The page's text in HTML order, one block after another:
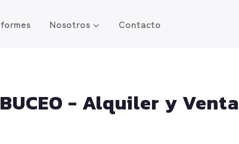
Nosotros Contacto
BUCEO - Alquiler y Venta